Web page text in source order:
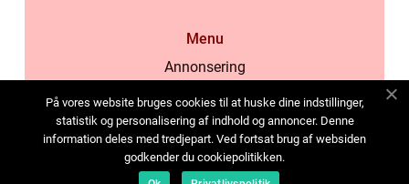
Menu
Annonsering
Cookies
Kontakta oss
Sitemap
På vores website bruges cookies til at huske dine indstillinger,
statistik og personalisering af indhold og annoncer. Denne
information deles med tredjepart. Ved fortsat brug af websiden
godkender du cookiepolitikken.